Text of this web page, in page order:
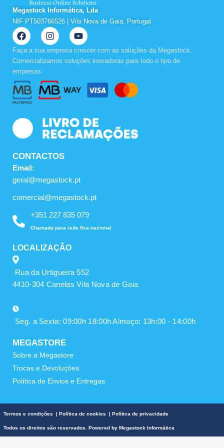
Megastock Informática, Lda
NIF PT503766526 | Vila Nova de Gaia, Portugal
F
a
c
e
o
o
k
I
n
s
t
r
a
m
Y
o
u
t
u
e
Faça a sua empresa crescer com as soluções da Megastock.
Comercializamos soluções inovadoras para todo o tipo de
empresas.
CONTACTOS
Email:
geral@megastock.pt
comercial@megastock.pt
+351 227 835 079
Chamada para rede fixa nacional
LOCALIZAÇÃO
Rua da Urtigueira 552
4410-304 Canelas Vila Nova de Gaia
Seg. a Sexta: 09:00h 18:00h Almoço: 13h:00 - 14:00h
MEGASTORE
Sobre a Megastore
Trocas e Devoluções
Política de Envios e Entregas
Termos e condições | Política de cookies | Política de privacidade
Todos os direitos são reservados. Powered by Megastock Informática